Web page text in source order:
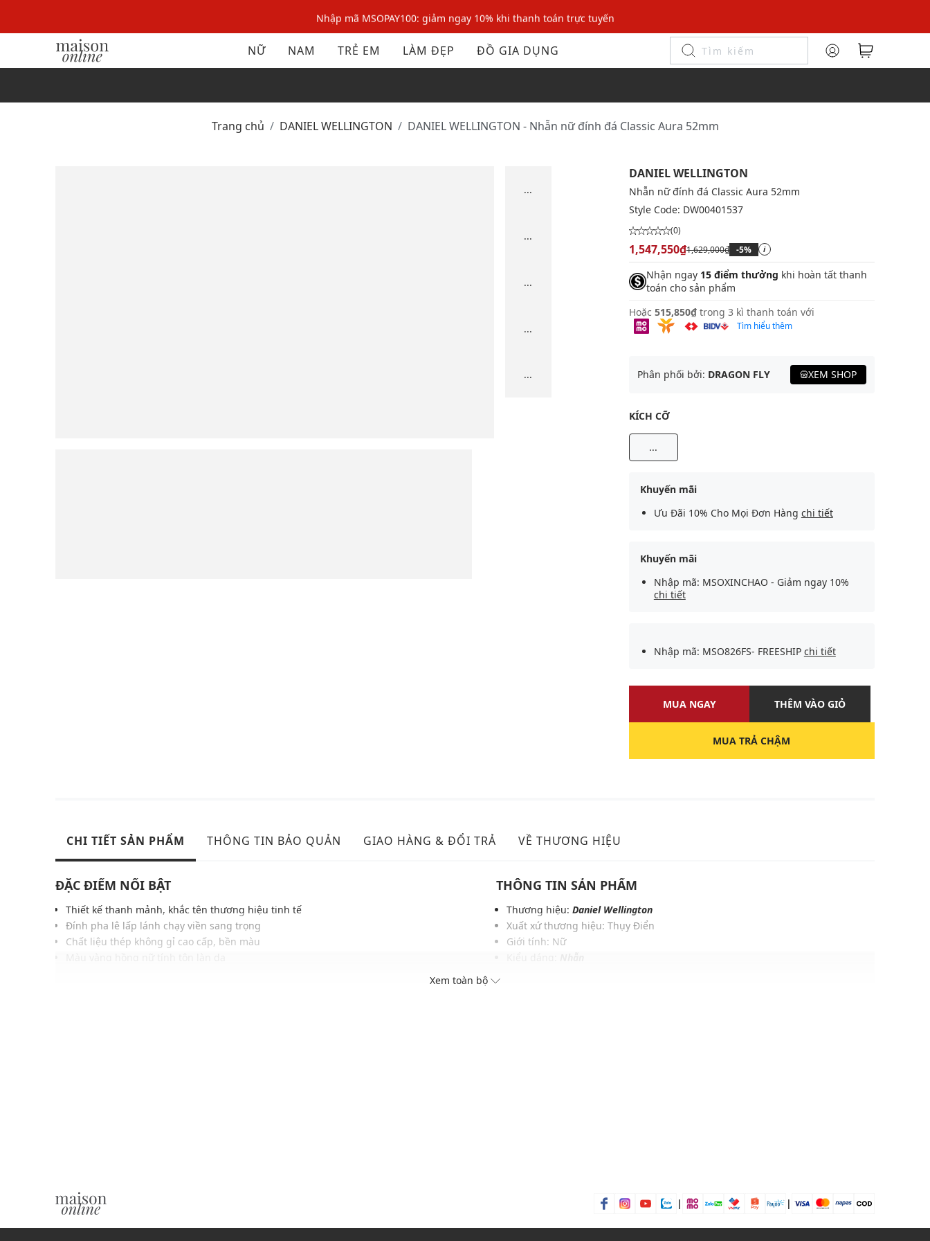
Nhập mã MSOPAY100: giảm ngay 10% khi thanh toán trực tuyến
Nhập mã: MSOXINCHAO - Giảm 10% đơn đầu cho thành viên mới!
Nhập mã MSOPAY100: giảm ngay 10% khi thanh toán trực tuyến
NỮ NAM TRẺ EM LÀM ĐẸP ĐỒ GIA DỤNG
Trang chủ DANIEL WELLINGTON DANIEL WELLINGTON - Nhẫn nữ đính đá Classic Aura 52mm
...
...
...
...
...
DANIEL WELLINGTON
Nhẫn nữ đính đá Classic Aura 52mm
Style Code: DW00401537
(0)
1,547,550₫1,629,000₫ -5% i
Nhận ngay 15 điểm thưởng khi hoàn tất thanh
toán cho sản phẩm
Hoặc 515,850₫ trong 3 kì thanh toán với
Tìm hiểu thêm
Phân phối bởi: DRAGON FLY XEM SHOP
KÍCH CỠ
...
Khuyến mãi
Ưu Đãi 10% Cho Mọi Đơn Hàng chi tiết
Khuyến mãi
Nhập mã: MSOXINCHAO - Giảm ngay 10%
chi tiết
Nhập mã: MSO826FS- FREESHIP chi tiết
MUA NGAY THÊM VÀO GIỎ
MUA TRẢ CHẬM
CHI TIẾT SẢN PHẨM THÔNG TIN BẢO QUẢN GIAO HÀNG & ĐỔI TRẢ VỀ THƯƠNG HIỆU
ĐẶC ĐIỂM NỔI BẬT
Thiết kế thanh mảnh, khắc tên thương hiệu tinh tế
Đính pha lê lấp lánh chạy viền sang trọng
Chất liệu thép không gỉ cao cấp, bền màu
THÔNG TIN SẢN PHẨM
Thương hiệu: Daniel Wellington
Xuất xứ thương hiệu: Thụy Điển
Giới tính: Nữ
Xem toàn bộ
| |